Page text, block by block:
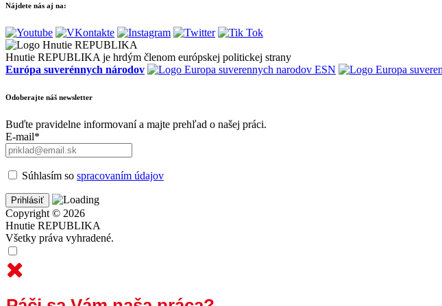
Nájdete nás aj na:
Hnutie REPUBLIKA je hrdým členom európskej politickej strany
Európa suverénnych národov
Odoberajte náš newsletter
Buďte pravidelne informovaní a majte prehľad o našej práci.
E-mail*
Súhlasím so spracovaním údajov
Copyright © 2026
Hnutie REPUBLIKA
Všetky práva vyhradené.